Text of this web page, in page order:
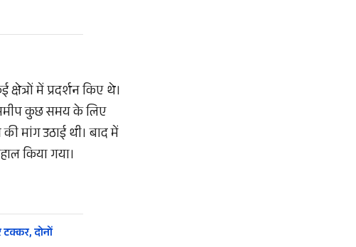
में प्रदर्शन किए थे।
कुछ समय के लिए
की मांग उठाई थी। बाद में
किया गया।
टक्कर, दोनों